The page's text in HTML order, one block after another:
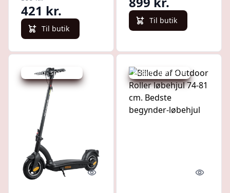
Active
421 kr.
Til butik
Til butik
Udsalg - spar 14 %
Quick look
Udsalg - spar 50 %
Quick